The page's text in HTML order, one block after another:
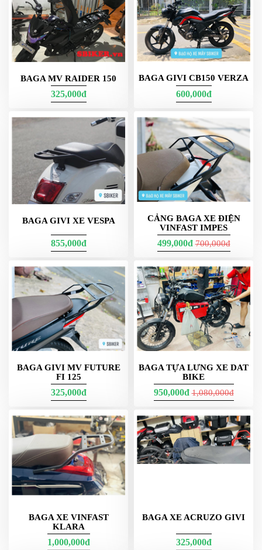
DẪN
MUA
HÀNG
BAGA MV RAIDER 150
325,000đ
BAGA GIVI CB150 VERZA
600,000đ
BAGA GIVI XE VESPA
855,000đ
CẢNG BAGA XE ĐIỆN
VINFAST IMPES
499,000đ700,000đ
BAGA GIVI MV FUTURE
FI 125
325,000đ
BAGA TỰA LƯNG XE DAT
BIKE
950,000đ1,080,000đ
BAGA XE VINFAST
KLARA
1,000,000đ
BAGA XE ACRUZO GIVI
325,000đ